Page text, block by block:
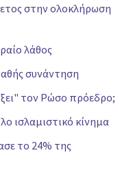
στην ολοκλήρωση
λάθος
συνάντηση
τον Ρώσο πρόεδρο;
ισλαμιστικό κίνημα
το 24% της